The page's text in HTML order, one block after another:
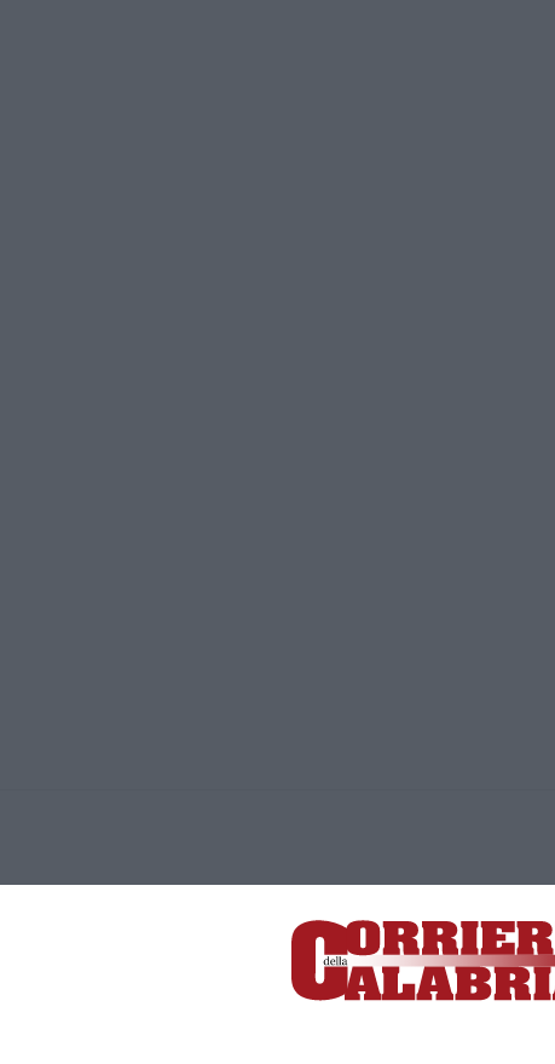
mare 6/G, S.Eufemia, Lamezia Terme (CZ)
Terme 5/2011 - Direttore responsabile Paola Militano |Privacy